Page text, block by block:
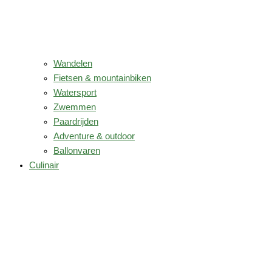
Wandelen
Fietsen & mountainbiken
Watersport
Zwemmen
Paardrijden
Adventure & outdoor
Ballonvaren
Culinair